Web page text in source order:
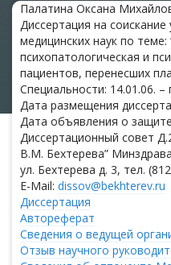
Палатина Оксана
Диссертация на
медицинских наук по теме:
психопатологическая и
пациентов, перенесших
Специальности: 14.01.06. –
Дата размещения
Дата объявления о
Диссертационный совет
В.М. Бехтерева”
ул. Бехтерева д. 3, тел.
E-Mail: dissov@bekhterev.ru
Диссертация
Автореферат
Сведения о ведущей
Отзыв научного